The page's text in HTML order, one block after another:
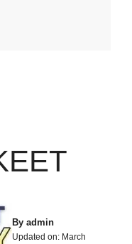
Byadmin
Updated on: March